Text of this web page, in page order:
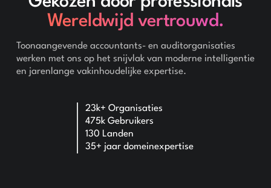
Wereldwijd vertrouwd.
23k+ Organisaties
475k Gebruikers
130 Landen
35+ jaar domeinexpertise
Toonaangevende accountants- en auditorganisaties
werken met ons op het snijvlak van moderne intelligentie
en jarenlange vakinhoudelijke expertise.